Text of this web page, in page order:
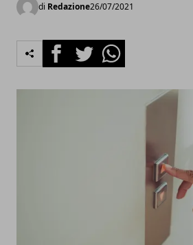
di Redazione26/07/2021
FacebookTwitterWhatsapp